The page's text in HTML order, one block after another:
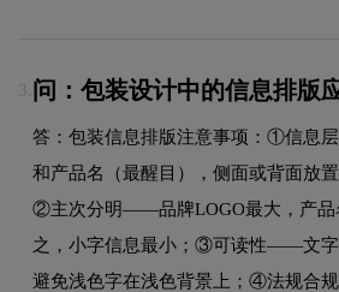
3. 问：包装设计中的信息排版
答：包装信息排版注意事项：①信息
和产品名（最醒目），侧面或背面放
②主次分明——品牌LOGO最大，产品
之，小字信息最小；③可读性——文字
避免浅色字在浅色背景上；④法规合